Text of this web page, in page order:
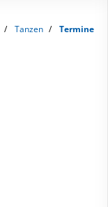
Tanzen Termine